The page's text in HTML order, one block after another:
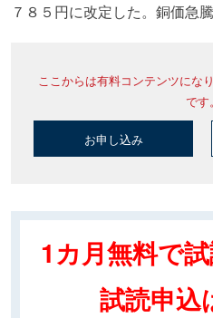
７８５円に改定した。銅価急
ここからは有料コンテンツにな
です。
お申し込み
1カ月無料で試
試読申込